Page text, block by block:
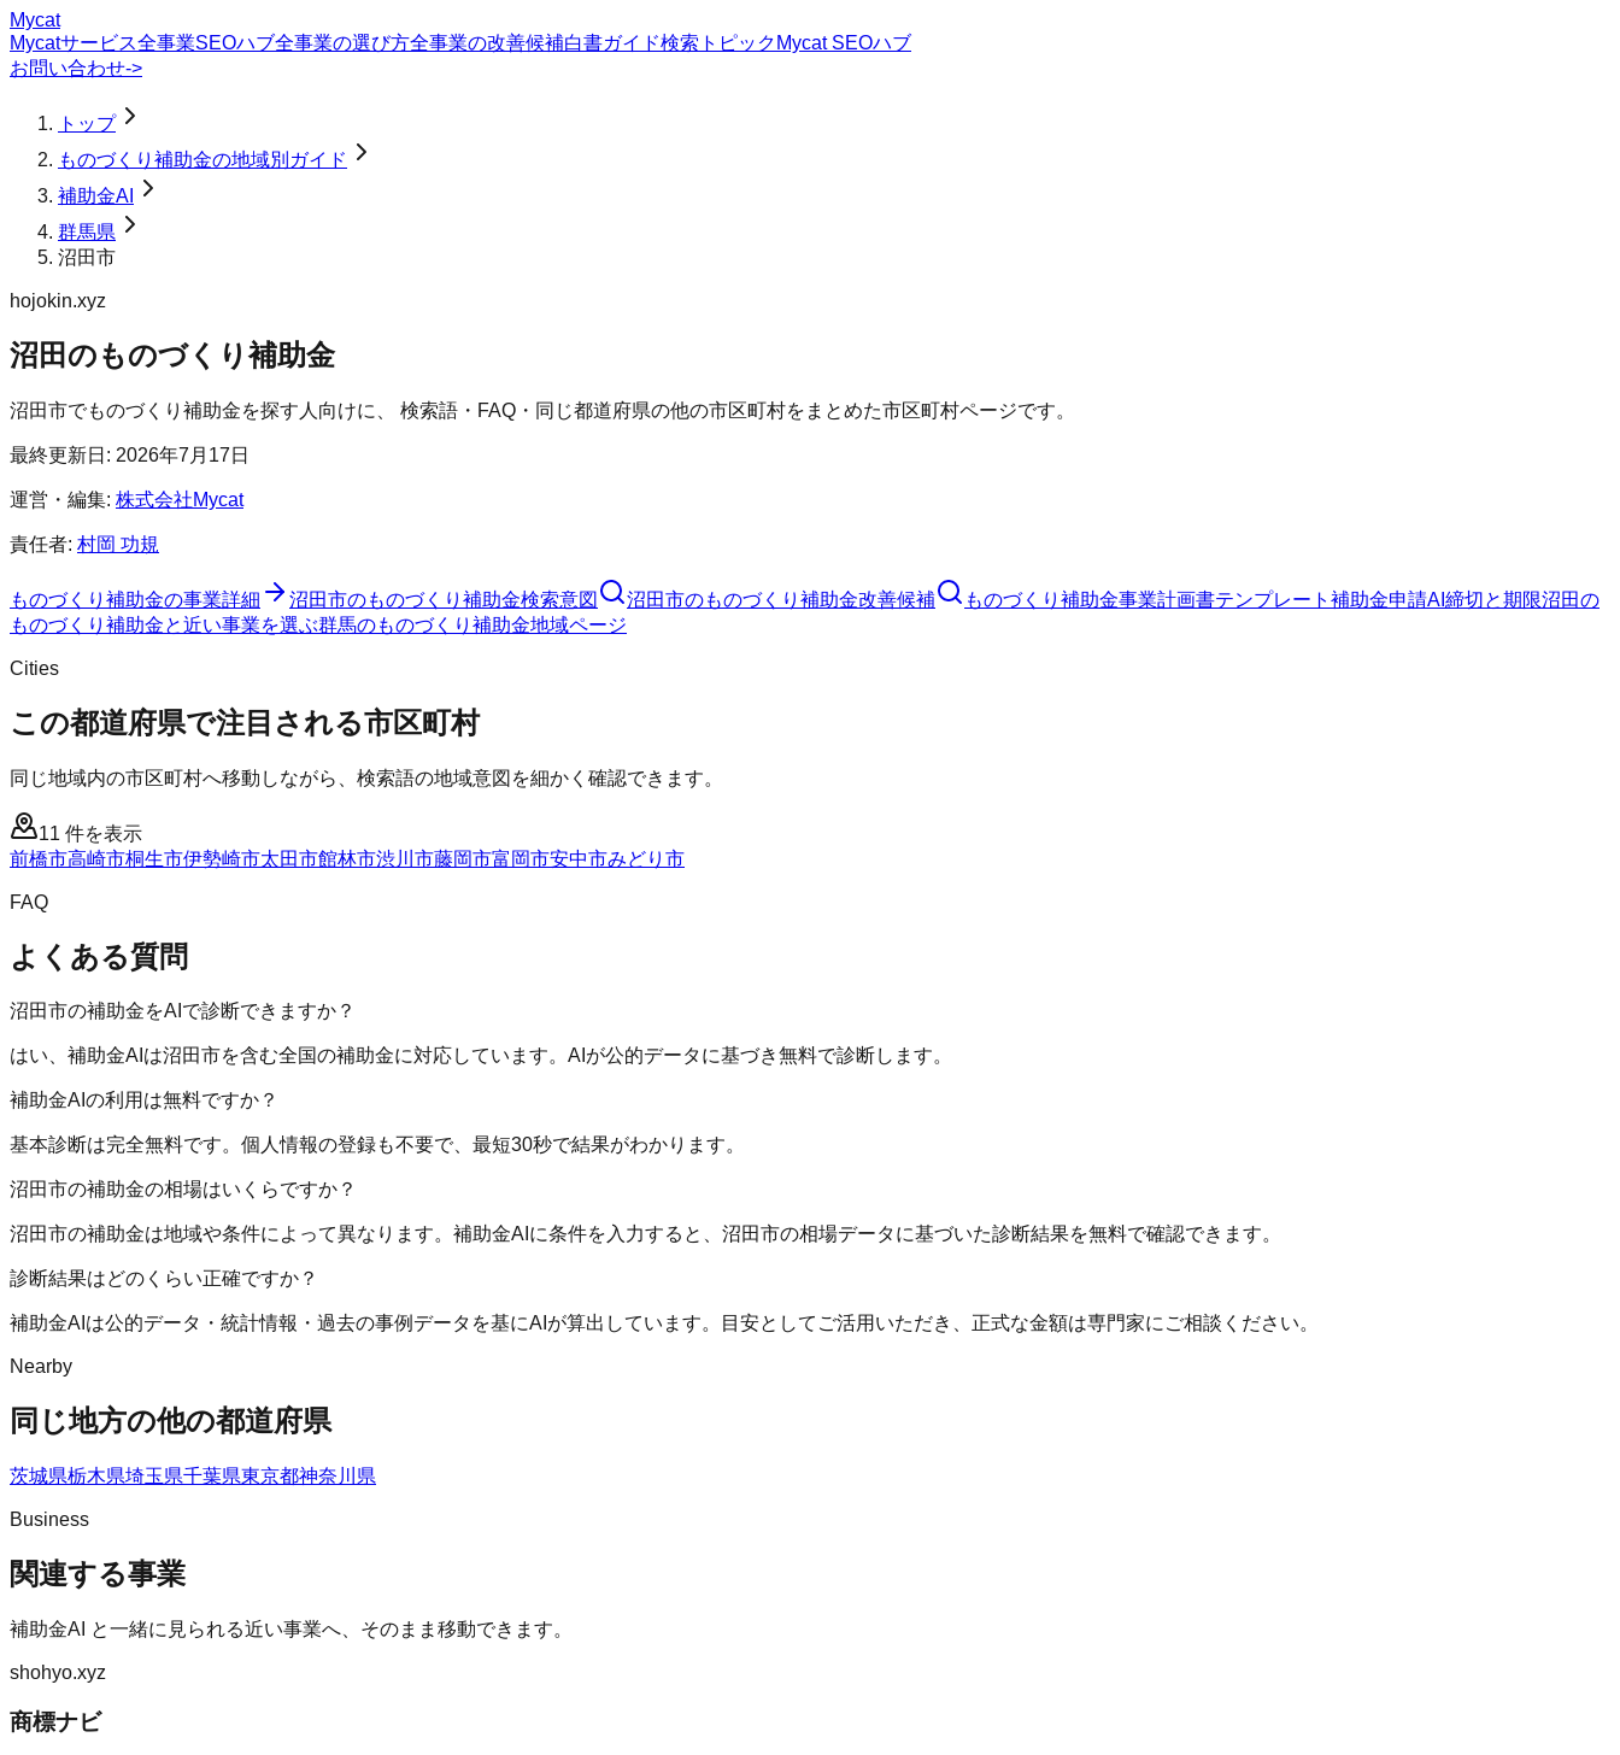
Mycat
Mycatサービス全事業SEOハブ全事業の選び方全事業の改善候補白書ガイド検索トピック Mycat SEOハブ
お問い合わせ->
トップ
ものづくり補助金の地域別ガイド
補助金AI
群馬県
沼田市
hojokin.xyz
沼田のものづくり補助金
沼田市でものづくり補助金を探す人向けに、 検索語・FAQ・同じ都道府県の他の市区町村をまとめた市区町村ページです。
最終更新日: 2026年7月17日
運営・編集: 株式会社Mycat
責任者: 村岡 功規
ものづくり補助金の事業詳細 沼田市のものづくり補助金検索意図 沼田市のものづくり補助金改善候補 ものづくり補助金事業計画書テンプレート 補助金申請AI 締切と期限沼田の
ものづくり補助金と近い事業を選ぶ群馬のものづくり補助金地域ページ
Cities
この都道府県で注目される市区町村
同じ地域内の市区町村へ移動しながら、検索語の地域意図を細かく確認できます。
11 件を表示
前橋市高崎市桐生市伊勢崎市太田市館林市渋川市藤岡市富岡市安中市みどり市
FAQ
よくある質問
沼田市の補助金をAIで診断できますか？
はい、補助金AIは沼田市を含む全国の補助金に対応しています。AIが公的データに基づき無料で診断します。
補助金AIの利用は無料ですか？
基本診断は完全無料です。個人情報の登録も不要で、最短30秒で結果がわかります。
沼田市の補助金の相場はいくらですか？
沼田市の補助金は地域や条件によって異なります。補助金AIに条件を入力すると、沼田市の相場データに基づいた診断結果を無料で確認できます。
診断結果はどのくらい正確ですか？
補助金AIは公的データ・統計情報・過去の事例データを基にAIが算出しています。目安としてご活用いただき、正式な金額は専門家にご相談ください。
Nearby
同じ地方の他の都道府県
茨城県栃木県埼玉県千葉県東京都神奈川県
Business
関連する事業
補助金AI と一緒に見られる近い事業へ、そのまま移動できます。
shohyo.xyz
商標ナビ